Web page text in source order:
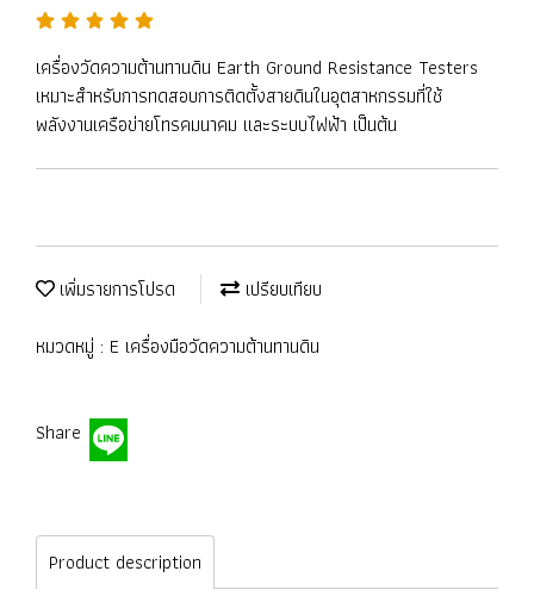
เครื่องวัดความต้านทานดิน Earth Ground Resistance Testers
เหมาะสำหรับการทดสอบการติดตั้งสายดินในอุตสาหกรรมที่ใช้
พลังงานเครือข่ายโทรคมนาคม และระบบไฟฟ้า เป็นต้น
เพิ่มรายการโปรด
เปรียบเทียบ
หมวดหมู่ : E เครื่องมือวัดความต้านทานดิน
Share
Product description